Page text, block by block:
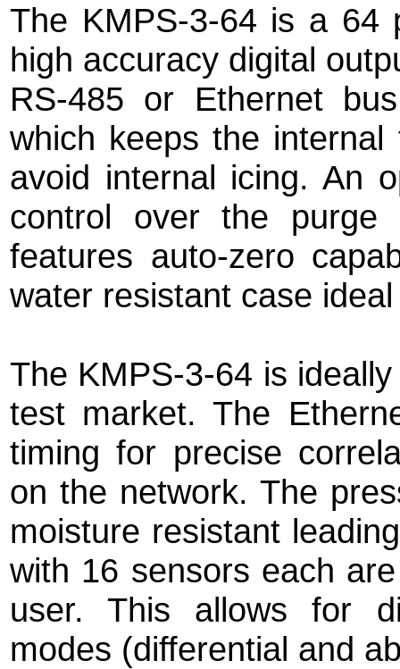
The KMPS-3-64 is a 64
high accuracy digital
RS-485 or Ethernet
which keeps the
avoid internal icing. An
control over the purge
features auto-zero
water resistant case
The KMPS-3-64 is
test market. The
timing for precise
on the network. The
moisture resistant
with 16 sensors each
user. This allows for
modes (differential and